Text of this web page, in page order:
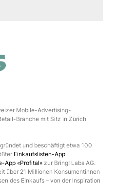
Mobile-Advertising-
Branche mit Sitz in Zürich
und beschäftigt etwa 100
Einkaufslisten-App
App «Profital» zur Bring! Labs AG.
über 21 Millionen Konsumentinnen
des Einkaufs – von der Inspiration